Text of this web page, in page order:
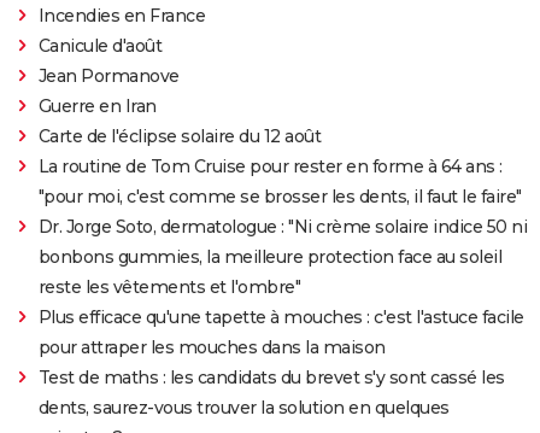
Incendies en France
Canicule d'août
Jean Pormanove
Guerre en Iran
Carte de l'éclipse solaire du 12 août
La routine de Tom Cruise pour rester en forme à 64 ans :
"pour moi, c'est comme se brosser les dents, il faut le faire"
Dr. Jorge Soto, dermatologue : "Ni crème solaire indice 50 ni
bonbons gummies, la meilleure protection face au soleil
reste les vêtements et l'ombre"
Plus efficace qu'une tapette à mouches : c'est l'astuce facile
pour attraper les mouches dans la maison
Test de maths : les candidats du brevet s'y sont cassé les
dents, saurez-vous trouver la solution en quelques